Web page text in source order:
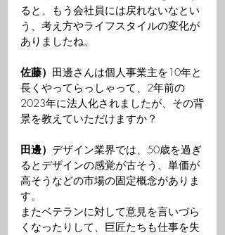
ると、もう会社員には戻れないなとい
う、考え方やライフスタイルの変化が
ありましたね。
佐藤） 田邊さんは個人事業主を10年と
長くやってらっしゃって、2年前の
2023年に法人化されましたが、その背
景を教えていただけますか？
田邊） デザイン業界では、50歳を過ぎ
るとデザインの感覚が古そう、単価が
高そうなどの市場の固定概念がありま
す。
またベテランに対して意見を言いづら
くなったりして、巨匠たちも仕事を失